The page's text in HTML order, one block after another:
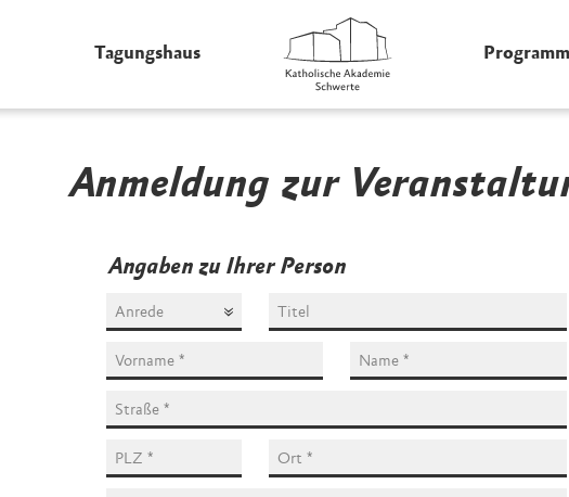
Tagungshaus Programm
Anmeldung zur
Angaben zu Ihrer Person